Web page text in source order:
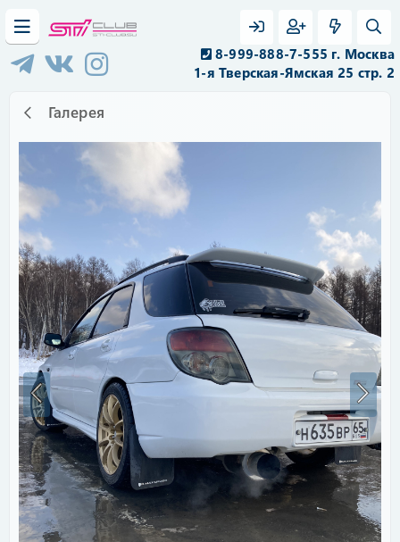
8-999-888-7-555 г. Москва
1-я Тверская-Ямская 25 стр. 2
Галерея